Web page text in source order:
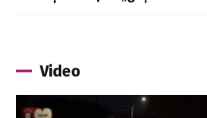
Video